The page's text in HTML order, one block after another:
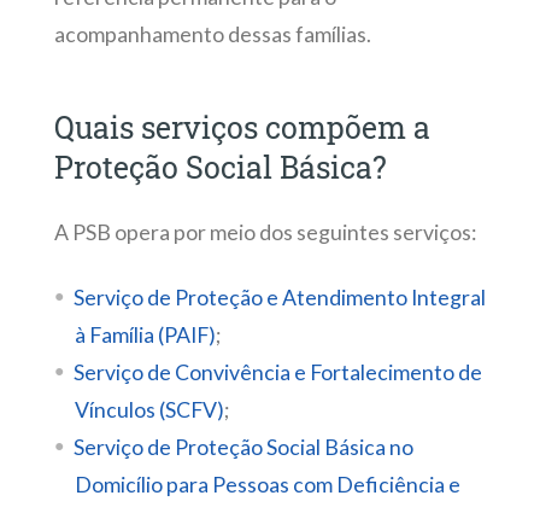
acompanhamento dessas famílias.
Quais serviços compõem a
Proteção Social Básica?
A PSB opera por meio dos seguintes serviços:
Serviço de Proteção e Atendimento Integral
à Família (PAIF);
Serviço de Convivência e Fortalecimento de
Vínculos (SCFV);
Serviço de Proteção Social Básica no
Domicílio para Pessoas com Deficiência e